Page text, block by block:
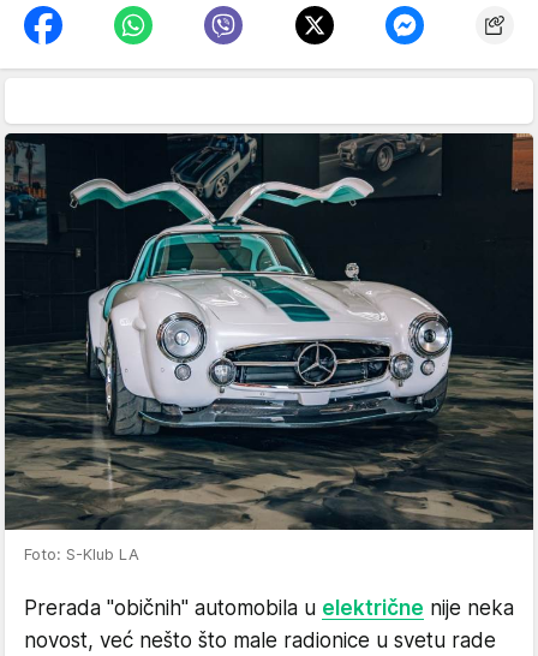
Foto: S-Klub LA
Prerada "običnih" automobila u električne nije neka
novost, već nešto što male radionice u svetu rade